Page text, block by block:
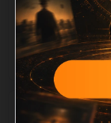
步检查标题、
title和推荐链接，
让真实用户顺着栏
相关问题与推